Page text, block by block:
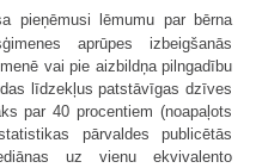
pieņēmusi lēmumu par bērna
aprūpes izbeigšanās
vai pie aizbildņa pilngadību
līdzekļus patstāvīgas dzīves
par 40 procentiem (noapaļots
pārvaldes publicētās
uz vienu ekvivalento